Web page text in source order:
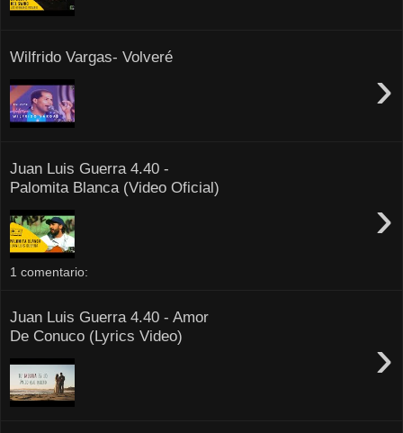
Wilfrido Vargas- Volveré
›
Juan Luis Guerra 4.40 -
Palomita Blanca (Video Oficial)
›
1 comentario:
Juan Luis Guerra 4.40 - Amor
De Conuco (Lyrics Video)
›